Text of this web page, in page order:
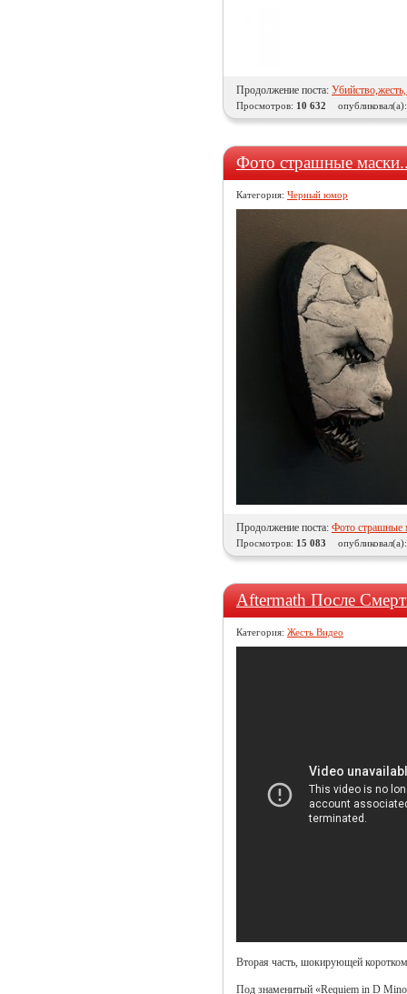
Продолжение поста:
Просмотров: 10 632
Фото страшные
Категория: Черный юмор
Продолжение поста: Фото страшные
Просмотров: 15 083
Aftermath После
Категория: Жесть Видео
Вторая часть, шокирующей
Под знаменитый «Requiem in D